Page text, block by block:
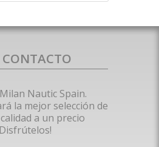
Nautic Spain.
la mejor selección de
a un precio